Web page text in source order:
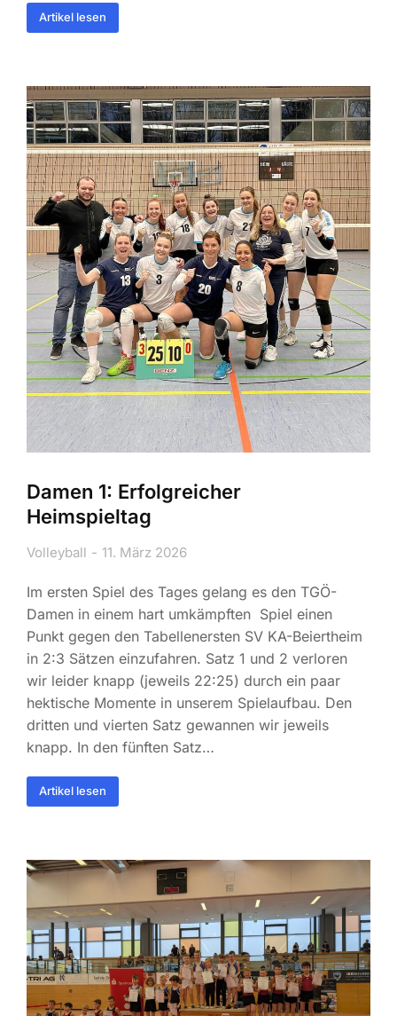
Artikel lesen
Damen 1: Erfolgreicher
Heimspieltag
Volleyball 11. März 2026
Im ersten Spiel des Tages gelang es den TGÖ-
Damen in einem hart umkämpften Spiel einen
Punkt gegen den Tabellenersten SV KA-Beiertheim
in 2:3 Sätzen einzufahren. Satz 1 und 2 verloren
wir leider knapp (jeweils 22:25) durch ein paar
hektische Momente in unserem Spielaufbau. Den
dritten und vierten Satz gewannen wir jeweils
knapp. In den fünften Satz…
Artikel lesen